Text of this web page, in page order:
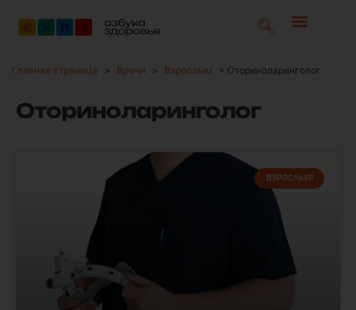
Главная страница > Врачи > Взрослым > Оториноларинголог
Оториноларинголог
ВЗРОСЛЫМ